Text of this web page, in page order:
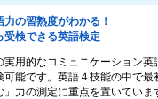
の習熟度がわかる！
受検できる英語検定
実用的なコミュニケーション英
可能です。英語４技能の中で最
」力の測定に重点を置いていま